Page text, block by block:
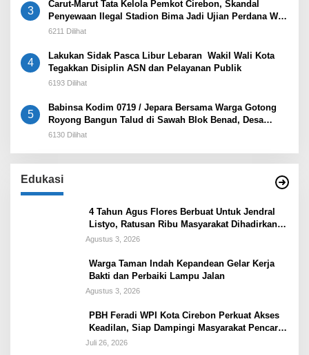
3
Carut-Marut Tata Kelola Pemkot Cirebon, Skandal
Penyewaan Ilegal Stadion Bima Jadi Ujian Perdana Wali
Kota Effendi Edo
6211 Dilihat
4
Lakukan Sidak Pasca Libur Lebaran Wakil Wali Kota
Tegakkan Disiplin ASN dan Pelayanan Publik
6193 Dilihat
5
Babinsa Kodim 0719 / Jepara Bersama Warga Gotong
Royong Bangun Talud di Sawah Blok Benad, Desa
Sidigede
6130 Dilihat
Edukasi
4 Tahun Agus Flores Berbuat Untuk Jendral
Listyo, Ratusan Ribu Masyarakat Dihadirkan
Dilapangan
Agustus 3, 2026
Warga Taman Indah Kepandean Gelar Kerja
Bakti dan Perbaiki Lampu Jalan
Agustus 3, 2026
PBH Feradi WPI Kota Cirebon Perkuat Akses
Keadilan, Siap Dampingi Masyarakat Pencari
Keadilan
Juli 26, 2026